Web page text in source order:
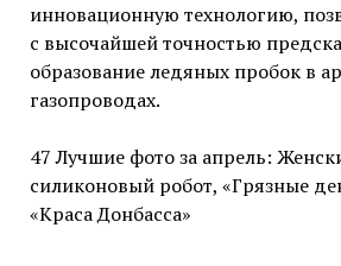
инновационную технологию,
с высочайшей точностью
образование ледяных пробок в
газопроводах.
47 Лучшие фото за апрель:
силиконовый робот, «Грязные
«Краса Донбасса»